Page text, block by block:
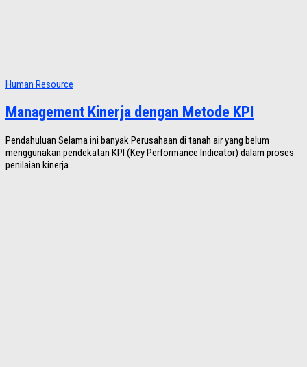
Human Resource
Management Kinerja dengan Metode KPI
Pendahuluan Selama ini banyak Perusahaan di tanah air yang belum
menggunakan pendekatan KPI (Key Performance Indicator) dalam proses
penilaian kinerja...